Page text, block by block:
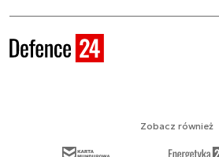
Zobacz również